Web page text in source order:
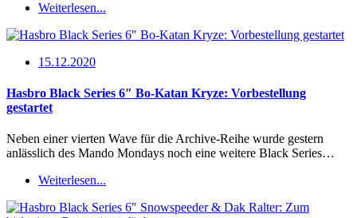
Weiterlesen...
15.12.2020
Hasbro Black Series 6″ Bo-Katan Kryze: Vorbestellung
gestartet
Neben einer vierten Wave für die Archive-Reihe wurde gestern
anlässlich des Mando Mondays noch eine weitere Black Series…
Weiterlesen...